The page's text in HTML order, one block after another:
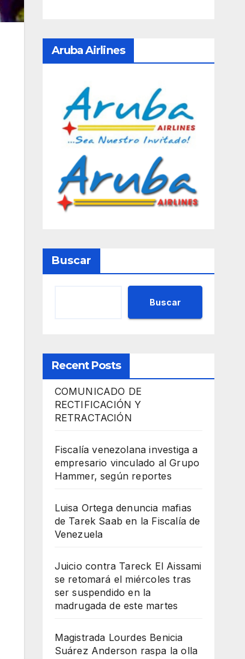
Aruba Airlines
Buscar
Buscar
Recent Posts
COMUNICADO DE
RECTIFICACIÓN Y
RETRACTACIÓN
Fiscalía venezolana investiga a
empresario vinculado al Grupo
Hammer, según reportes
Luisa Ortega denuncia mafias
de Tarek Saab en la Fiscalía de
Venezuela
Juicio contra Tareck El Aissami
se retomará el miércoles tras
ser suspendido en la
madrugada de este martes
Magistrada Lourdes Benicia
Suárez Anderson raspa la olla